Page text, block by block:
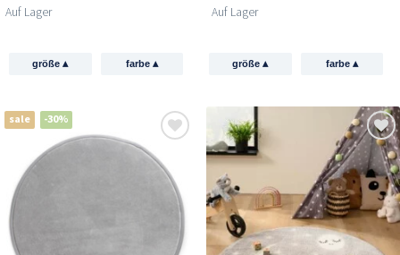
Auf Lager
größe▴ farbe ▴
Auf Lager
größe▴ farbe ▴
sale -30%